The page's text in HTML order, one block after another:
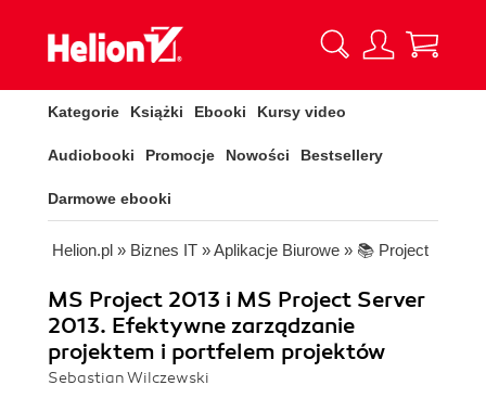
Kategorie Książki Ebooki Kursy video
Audiobooki Promocje Nowości Bestsellery
Darmowe ebooki
Helion.pl » Biznes IT »Aplikacje Biurowe » 📚 Project
MS Project 2013 i MS Project Server
2013. Efektywne zarządzanie
projektem i portfelem projektów
Sebastian Wilczewski